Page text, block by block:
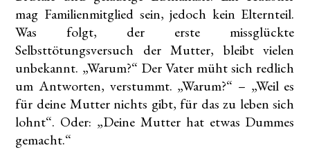
mag Familienmitglied sein, jedoch kein Elternteil.
Was folgt, der erste missglückte
Selbsttötungsversuch der Mutter, bleibt vielen
unbekannt. „Warum?“ Der Vater müht sich redlich
um Antworten, verstummt. „Warum?“ – „Weil es
für deine Mutter nichts gibt, für das zu leben sich
lohnt“. Oder: „Deine Mutter hat etwas Dummes
gemacht.“